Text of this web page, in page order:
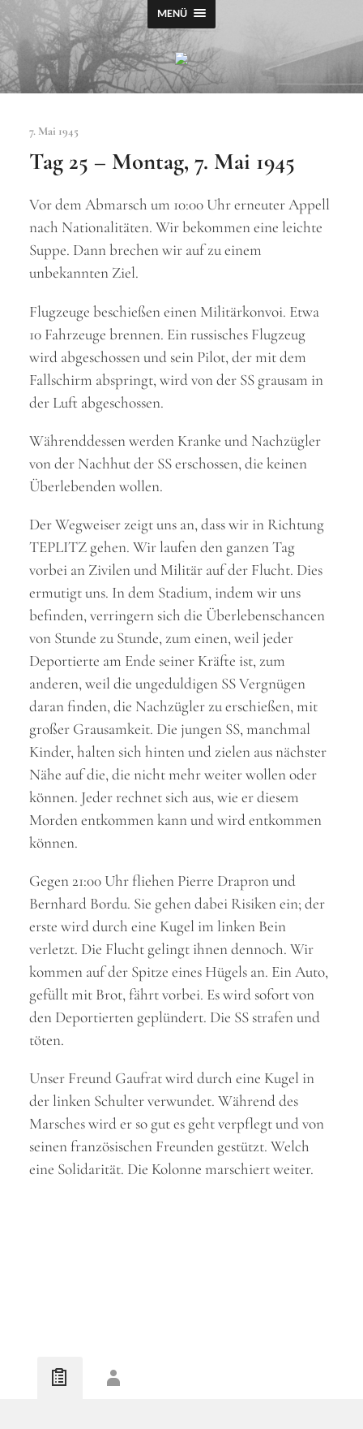
MENÜ
Todesmarsch
Leipzig-
7. Mai 1945
Tag 25 – Montag, 7. Mai 1945
Vor dem Abmarsch um 10:00 Uhr erneuter Appell
nach Nationalitäten. Wir bekommen eine leichte
Suppe. Dann brechen wir auf zu einem
unbekannten Ziel.
Flugzeuge beschießen einen Militärkonvoi. Etwa
10 Fahrzeuge brennen. Ein russisches Flugzeug
wird abgeschossen und sein Pilot, der mit dem
Fallschirm abspringt, wird von der SS grausam in
der Luft abgeschossen.
Währenddessen werden Kranke und Nachzügler
von der Nachhut der SS erschossen, die keinen
Überlebenden wollen.
Der Wegweiser zeigt uns an, dass wir in Richtung
TEPLITZ gehen. Wir laufen den ganzen Tag
vorbei an Zivilen und Militär auf der Flucht. Dies
ermutigt uns. In dem Stadium, indem wir uns
befinden, verringern sich die Überlebenschancen
von Stunde zu Stunde, zum einen, weil jeder
Deportierte am Ende seiner Kräfte ist, zum
anderen, weil die ungeduldigen SS Vergnügen
daran finden, die Nachzügler zu erschießen, mit
großer Grausamkeit. Die jungen SS, manchmal
Kinder, halten sich hinten und zielen aus nächster
Nähe auf die, die nicht mehr weiter wollen oder
können. Jeder rechnet sich aus, wie er diesem
Morden entkommen kann und wird entkommen
können.
Gegen 21:00 Uhr fliehen Pierre Drapron und
Bernhard Bordu. Sie gehen dabei Risiken ein; der
erste wird durch eine Kugel im linken Bein
verletzt. Die Flucht gelingt ihnen dennoch. Wir
kommen auf der Spitze eines Hügels an. Ein Auto,
gefüllt mit Brot, fährt vorbei. Es wird sofort von
den Deportierten geplündert. Die SS strafen und
töten.
Unser Freund Gaufrat wird durch eine Kugel in
der linken Schulter verwundet. Während des
Marsches wird er so gut es geht verpflegt und von
seinen französischen Freunden gestützt. Welch
eine Solidarität. Die Kolonne marschiert weiter.